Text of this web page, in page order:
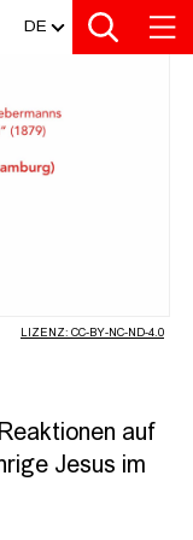
DE
LIZENZ: CC-BY-NC-ND-4.0
auf
Jesus im